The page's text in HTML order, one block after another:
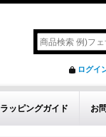
ログイ
ラッピングガイド お